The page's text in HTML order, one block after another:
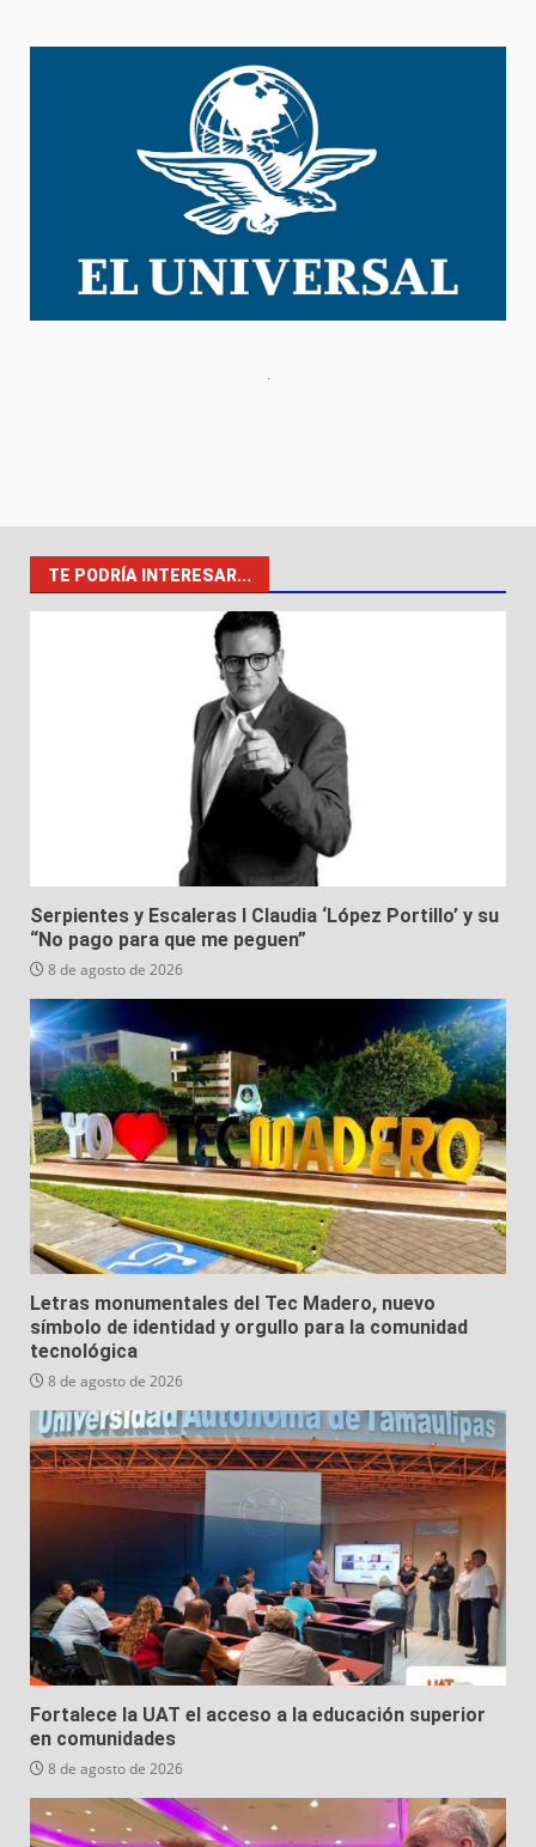
TE PODRÍA INTERESAR...
Serpientes y Escaleras I Claudia ‘López Portillo’ y su
“No pago para que me peguen”
8 de agosto de 2026
Letras monumentales del Tec Madero, nuevo
símbolo de identidad y orgullo para la comunidad
tecnológica
8 de agosto de 2026
Fortalece la UAT el acceso a la educación superior
en comunidades
8 de agosto de 2026